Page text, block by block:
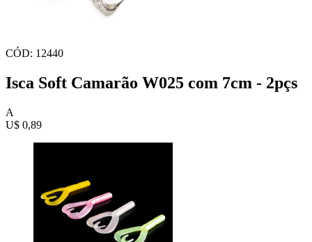
CÓD: 12440
Isca Soft Camarão W025 com 7cm - 2pçs
A
U$ 0,89